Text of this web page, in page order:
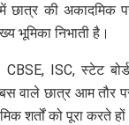
की अकादमिक
भूमिका निभाती है।
CBSE, ISC, स्टेट
वाले छात्र आम तौर
शर्तों को पूरा करते